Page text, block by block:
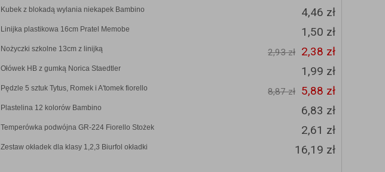
Kubek z blokadą wylania niekapek Bambino 4,46 zł
Linijka plastikowa 16cm Pratel Memobe 1,50 zł
Nożyczki szkolne 13cm z linijką 2,93 zł 2,38 zł
Ołówek HB z gumką Norica Staedtler 1,99 zł
Pędzle 5 sztuk Tytus, Romek i A'tomek fiorello 8,87 zł 5,88 zł
Plastelina 12 kolorów Bambino 6,83 zł
Temperówka podwójna GR-224 Fiorello Stożek 2,61 zł
Zestaw okładek dla klasy 1,2,3 Biurfol okładki 16,19 zł